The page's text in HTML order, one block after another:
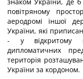
повітряному
аеродромі іншої
України, які
- у відкритому
дипломатичних
територія
України за кордоном.